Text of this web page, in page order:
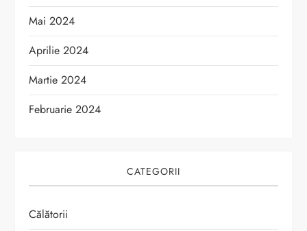
Mai 2024
Aprilie 2024
Martie 2024
Februarie 2024
CATEGORII
Călătorii